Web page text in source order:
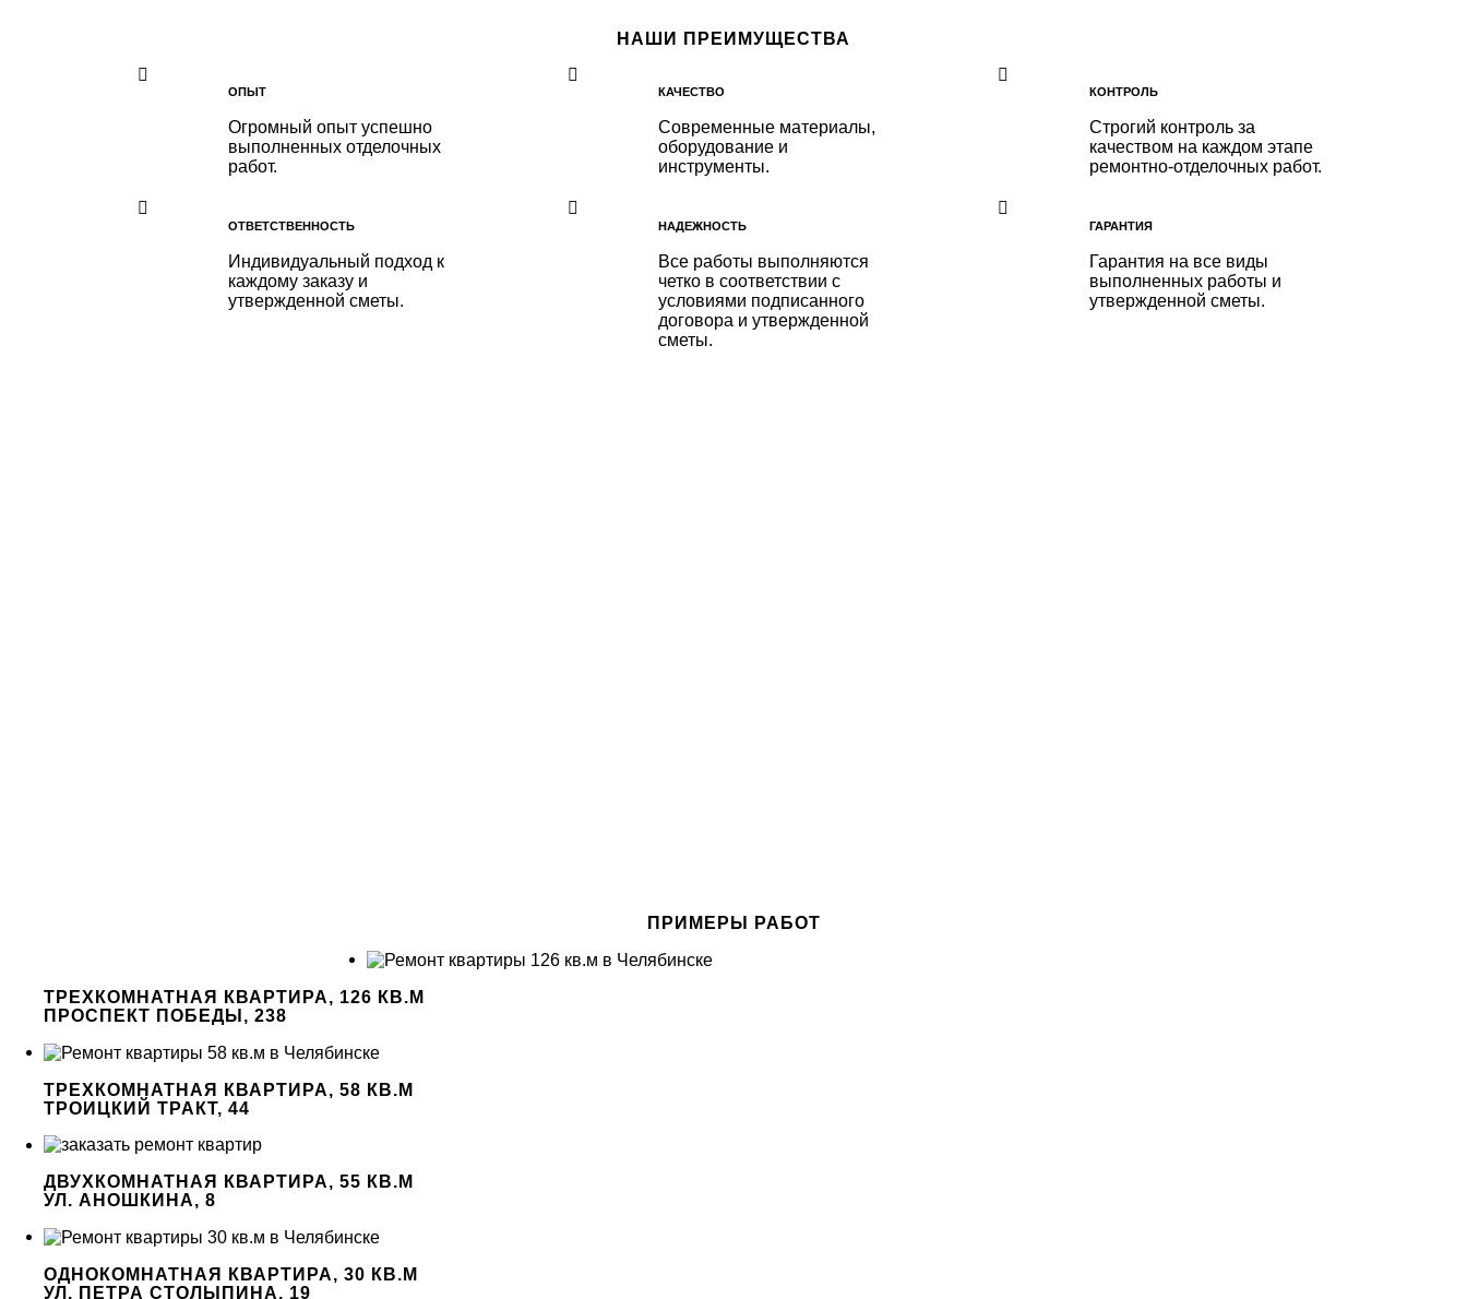
НАШИ ПРЕИМУЩЕСТВА
ОПЫТ
Огромный опыт успешно
выполненных отделочных
работ.
ОТВЕТСТВЕННОСТЬ
Индивидуальный подход к
каждому заказу и
утвержденной сметы.
КАЧЕСТВО
Современные материалы,
оборудование и
инструменты.
НАДЕЖНОСТЬ
Все работы выполняются
четко в соответствии с
условиями подписанного
договора и утвержденной
сметы.
КОНТРОЛЬ
Строгий контроль за
качеством на каждом этапе
ремонтно-отделочных работ.
ГАРАНТИЯ
Гарантия на все виды
выполненных работы и
утвержденной сметы.
ПРИМЕРЫ РАБОТ
ТРЕХКОМНАТНАЯ КВАРТИРА, 126 КВ.М
ПРОСПЕКТ ПОБЕДЫ, 238
ТРЕХКОМНАТНАЯ КВАРТИРА, 58 КВ.М
ТРОИЦКИЙ ТРАКТ, 44
ДВУХКОМНАТНАЯ КВАРТИРА, 55 КВ.М
УЛ. АНОШКИНА, 8
ОДНОКОМНАТНАЯ КВАРТИРА, 30 КВ.М
УЛ. ПЕТРА СТОЛЫПИНА, 19